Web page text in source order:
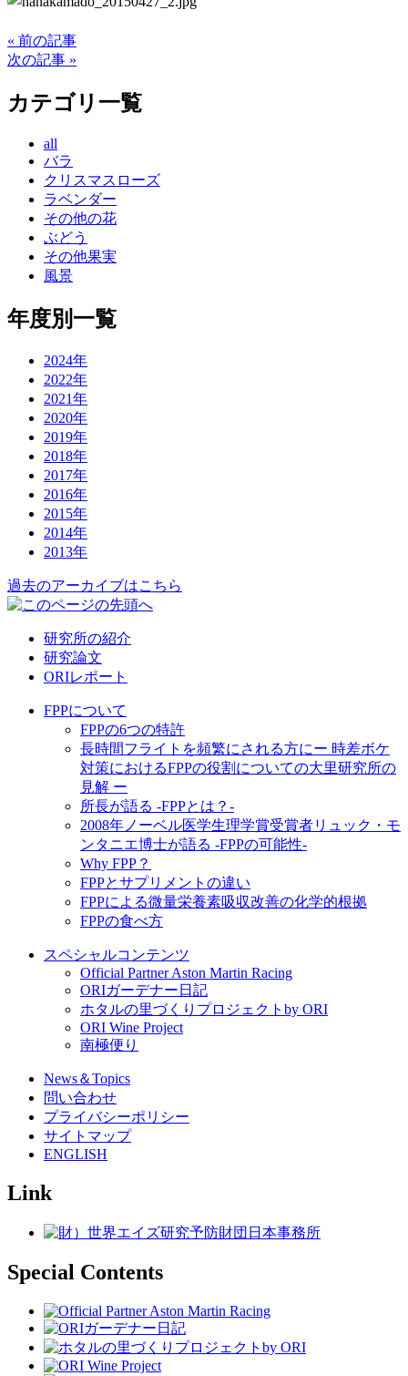
« 前の記事
次の記事 »
カテゴリ一覧
all
バラ
クリスマスローズ
ラベンダー
その他の花
ぶどう
その他果実
風景
年度別一覧
2024年
2022年
2021年
2020年
2019年
2018年
2017年
2016年
2015年
2014年
2013年
過去のアーカイブはこちら
研究所の紹介
研究論文
ORIレポート
FPPについて
FPPの6つの特許
長時間フライトを頻繁にされる方にー 時差ボケ
対策におけるFPPの役割についての大里研究所の
見解 ー
所長が語る -FPPとは？-
2008年ノーベル医学生理学賞受賞者リュック・モ
ンタニエ博士が語る -FPPの可能性-
Why FPP？
FPPとサプリメントの違い
FPPによる微量栄養素吸収改善の化学的根拠
FPPの食べ方
スペシャルコンテンツ
Official Partner Aston Martin Racing
ORIガーデナー日記
ホタルの里づくりプロジェクトby ORI
ORI Wine Project
南極便り
News＆Topics
問い合わせ
プライバシーポリシー
サイトマップ
ENGLISH
Link
Special Contents